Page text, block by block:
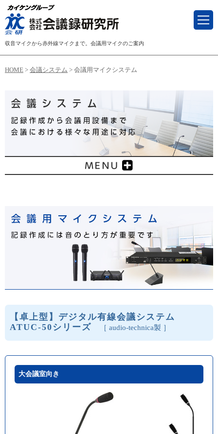
収音マイクから赤外線マイクまで。会議用マイクのご案内
HOME > 会議システム > 会議用マイクシステム
【卓上型】デジタル有線会議システム
ATUC-50シリーズ
［ audio-technica製 ］
大会議室向き